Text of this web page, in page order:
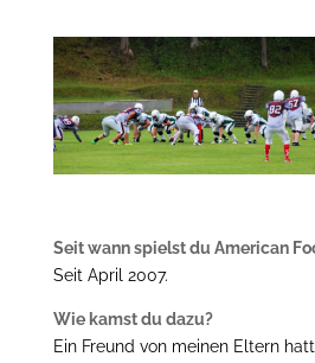
Seit wann spielst du American
Seit April 2007.
Wie kamst du dazu?
Ein Freund von meinen Eltern